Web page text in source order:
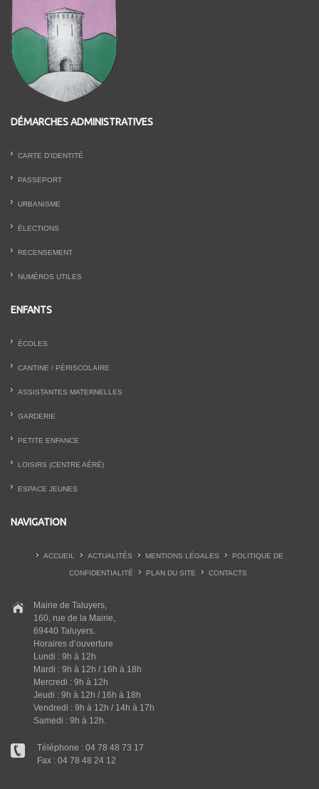
DÉMARCHES ADMINISTRATIVES
CARTE D’IDENTITÉ
PASSEPORT
URBANISME
ÉLECTIONS
RECENSEMENT
NUMÉROS UTILES
ENFANTS
ÉCOLES
CANTINE / PÉRISCOLAIRE
ASSISTANTES MATERNELLES
GARDERIE
PETITE ENFANCE
LOISIRS (CENTRE AÉRÉ)
ESPACE JEUNES
NAVIGATION
ACCUEIL ACTUALITÉS MENTIONS LÉGALES POLITIQUE DE
CONFIDENTIALITÉ PLAN DU SITE CONTACTS
Mairie de Taluyers,
160, rue de la Mairie,
69440 Taluyers.
Horaires d’ouverture
Lundi : 9h à 12h
Mardi : 9h à 12h / 16h à 18h
Mercredi : 9h à 12h
Jeudi : 9h à 12h / 16h à 18h
Vendredi : 9h à 12h / 14h à 17h
Samedi : 9h à 12h.
Téléphone : 04 78 48 73 17
Fax : 04 78 48 24 12